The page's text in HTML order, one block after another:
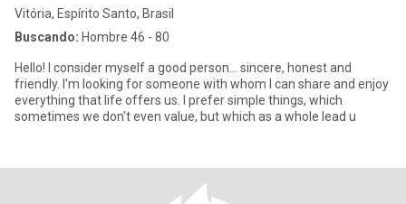
Vitória, Espírito Santo, Brasil
Buscando: Hombre 46 - 80
Hello! I consider myself a good person... sincere, honest and
friendly. I'm looking for someone with whom I can share and enjoy
everything that life offers us. I prefer simple things, which
sometimes we don't even value, but which as a whole lead u